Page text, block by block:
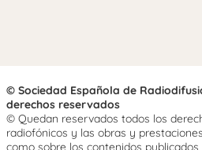
© Sociedad Española de
derechos reservados
© Quedan reservados todos los
radiofónicos y las obras y
como sobre los contenidos